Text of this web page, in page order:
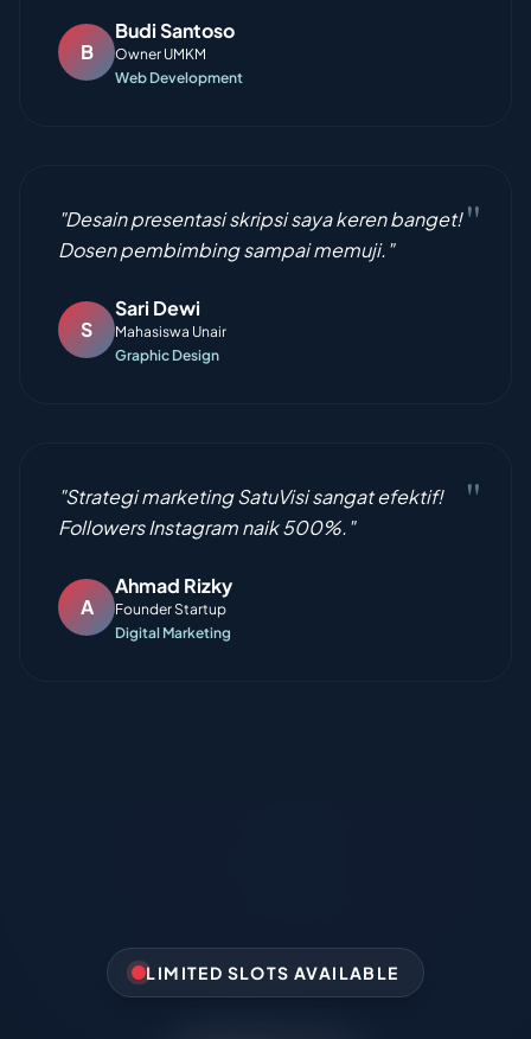
B
Budi Santoso
Owner UMKM
Web Development
"
"Desain presentasi skripsi saya keren banget!
Dosen pembimbing sampai memuji."
S
Sari Dewi
Mahasiswa Unair
Graphic Design
"
"Strategi marketing SatuVisi sangat efektif!
Followers Instagram naik 500%."
A
Ahmad Rizky
Founder Startup
Digital Marketing
LIMITED SLOTS AVAILABLE